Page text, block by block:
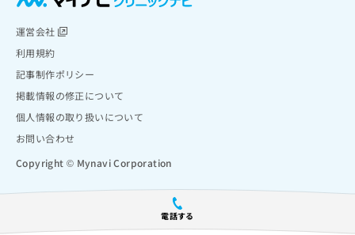
電話する
運営会社
利用規約
記事制作ポリシー
掲載情報の修正について
個人情報の取り扱いについて
お問い合わせ
Copyright © Mynavi Corporation